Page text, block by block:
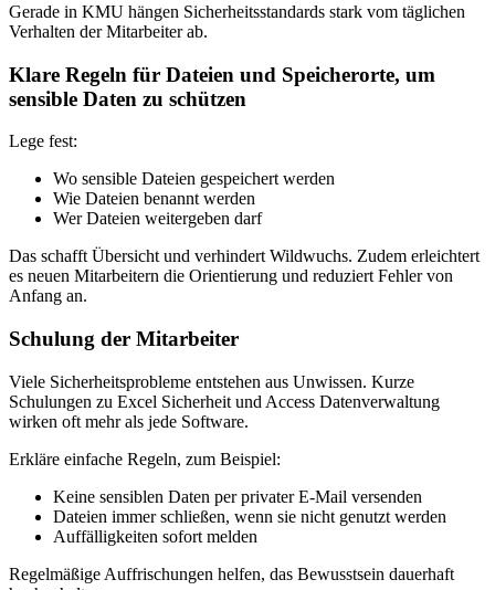
Gerade in KMU hängen Sicherheitsstandards stark vom täglichen
Verhalten der Mitarbeiter ab.
Klare Regeln für Dateien und Speicherorte, um
sensible Daten zu schützen
Lege fest:
Wo sensible Dateien gespeichert werden
Wie Dateien benannt werden
Wer Dateien weitergeben darf
Das schafft Übersicht und verhindert Wildwuchs. Zudem erleichtert
es neuen Mitarbeitern die Orientierung und reduziert Fehler von
Anfang an.
Schulung der Mitarbeiter
Viele Sicherheitsprobleme entstehen aus Unwissen. Kurze
Schulungen zu Excel Sicherheit und Access Datenverwaltung
wirken oft mehr als jede Software.
Erkläre einfache Regeln, zum Beispiel:
Keine sensiblen Daten per privater E-Mail versenden
Dateien immer schließen, wenn sie nicht genutzt werden
Auffälligkeiten sofort melden
Regelmäßige Auffrischungen helfen, das Bewusstsein dauerhaft